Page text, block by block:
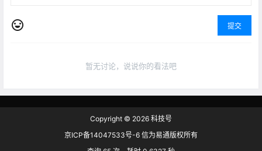
提交
暂无讨论，说说你的看法吧
Copyright © 2026 科技号
京ICP备14047533号-6 信为易通版权所有